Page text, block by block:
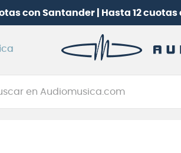
con Santander | Hasta 12 cuotas
en Audiomusica.com